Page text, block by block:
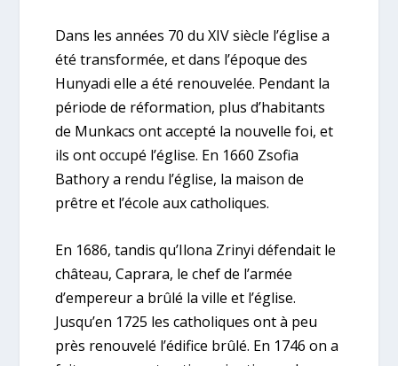
Dans les années 70 du XIV siècle l’église a
été transformée, et dans l’époque des
Hunyadi elle a été renouvelée. Pendant la
période de réformation, plus d’habitants
de Munkacs ont accepté la nouvelle foi, et
ils ont occupé l’église. En 1660 Zsofia
Bathory a rendu l’église, la maison de
prêtre et l’école aux catholiques.
En 1686, tandis qu’Ilona Zrinyi défendait le
château, Caprara, le chef de l’armée
d’empereur a brûlé la ville et l’église.
Jusqu’en 1725 les catholiques ont à peu
près renouvelé l’édifice brûlé. En 1746 on a